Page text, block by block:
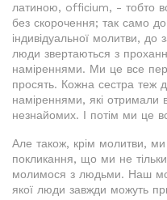
латиною, offiсium, - тобто
без скорочення; так само до
індивідуальної молитви, до
люди звертаються з
наміреннями. Ми це все
просять. Кожна сестра теж
наміреннями, які отримали
незнайомих. І потім ми це
Але також, крім молитви,
покликання, що ми не
молимося з людьми. Наш
якої люди завжди можуть